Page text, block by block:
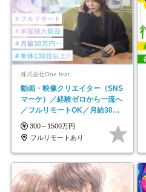
株式会社One feat.
動画・映像クリエイター（SNS
マーケ）／経験ゼロから一流へ
／フルリモートOK／月給30万
円～／年休130日以上
300～1500万円
フルリモートあり